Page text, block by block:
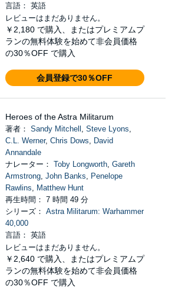
言語： 英語
レビューはまだありません。
￥2,180 で購入、またはプレミアムプ
ランの無料体験を始めて非会員価格
の30％OFF で購入
会員登録で30％OFF
Heroes of the Astra Militarum
著者： Sandy Mitchell , Steve Lyons,
C.L. Werner, Chris Dows, David
Annandale
ナレーター： Toby Longworth, Gareth
Armstrong, John Banks, Penelope
Rawlins, Matthew Hunt
再生時間： 7 時間 49 分
シリーズ： Astra Militarum: Warhammer
40,000
言語： 英語
レビューはまだありません。
￥2,640 で購入、またはプレミアムプ
ランの無料体験を始めて非会員価格
の30％OFF で購入